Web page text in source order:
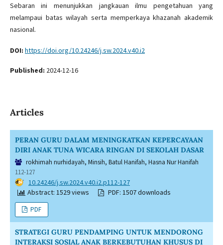
Sebaran ini menunjukkan jangkauan ilmu pengetahuan yang
melampaui batas wilayah serta memperkaya khazanah akademik
nasional.
DOI: https://doi.org/10.24246/j.sw.2024.v40.i2
Published: 2024-12-16
Articles
PERAN GURU DALAM MENINGKATKAN KEPERCAYAAN
DIRI ANAK TUNA WICARA RINGAN DI SEKOLAH DASAR
rokhimah nurhidayah, Minsih, Batul Hanifah, Hasna Nur Hanifah
112-127
DOI: 10.24246/j.sw.2024.v40.i2.p112-127
Abstract: 1529 views
PDF: 1507 downloads
PDF
STRATEGI GURU PENDAMPING UNTUK MENDORONG
INTERAKSI SOSIAL ANAK BERKEBUTUHAN KHUSUS DI